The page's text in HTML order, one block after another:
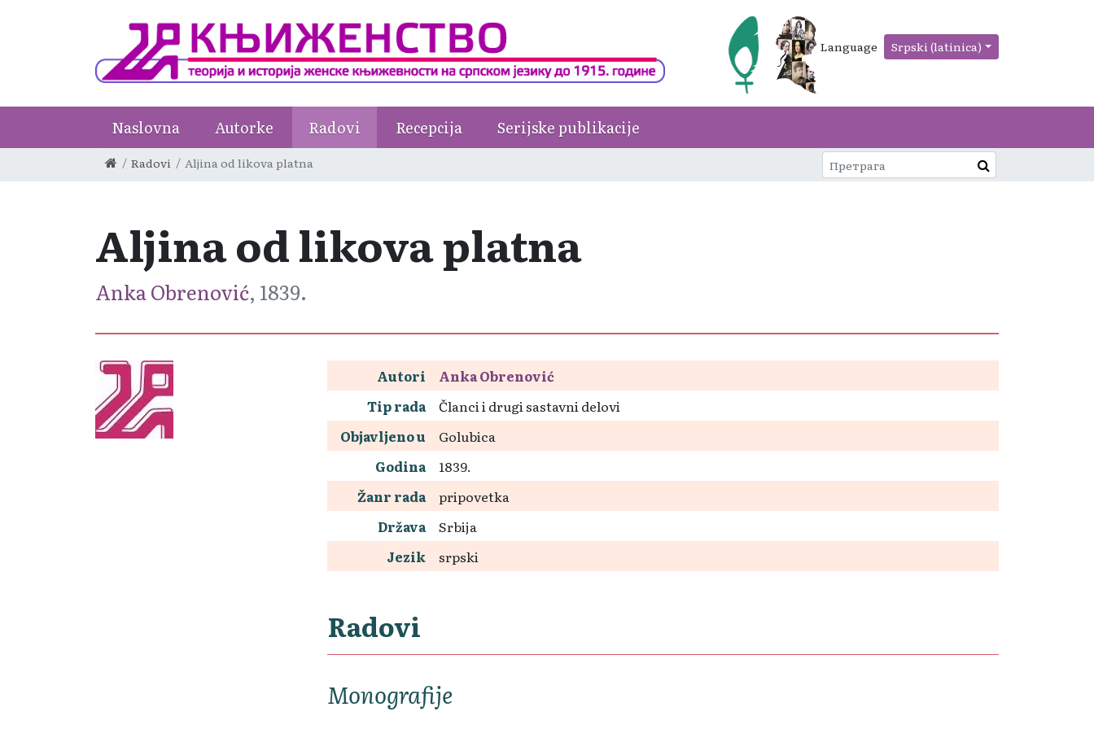
Language Srpski (latinica)
Naslovna Autorke Radovi Recepcija Serijske publikacije
Radovi Aljina od likova platna
Aljina od likova platna
Anka Obrenović, 1839.
Autori
Anka Obrenović
Tip rada
Članci i drugi sastavni delovi
Objavljeno u
Golubica
Godina
1839.
Žanr rada
pripovetka
Država
Srbija
Jezik
srpski
Radovi
Monografije